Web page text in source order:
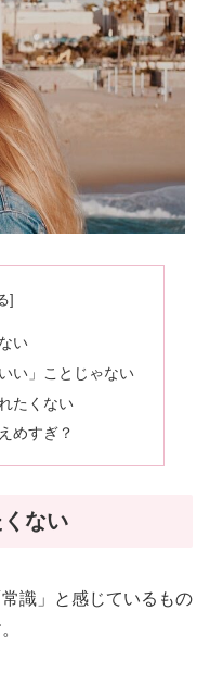
い
い」ことじゃない
たくない
めすぎ？
ない
識」と感じているもの